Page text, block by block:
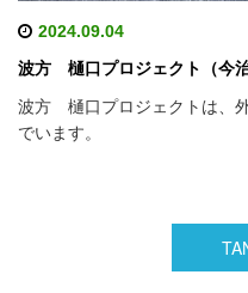
2024.09.04
波方 樋口プロジェクト（今治
波方 樋口プロジェクトは、
でいます。